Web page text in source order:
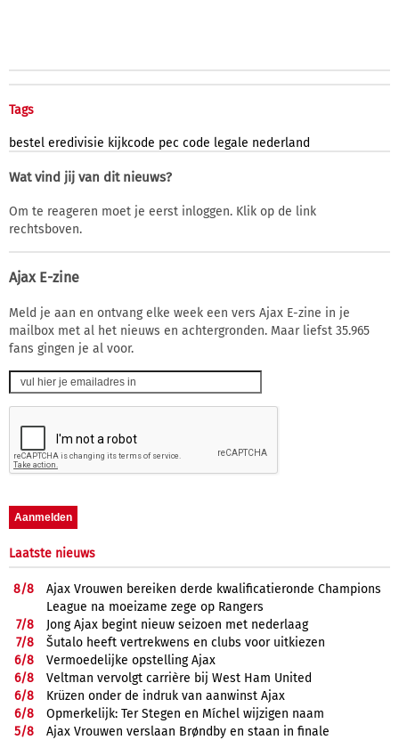
Tags
bestel eredivisie kijkcode pec code legale nederland
Wat vind jij van dit nieuws?
Om te reageren moet je eerst inloggen. Klik op de link
rechtsboven.
Ajax E-zine
Meld je aan en ontvang elke week een vers Ajax E-zine in je
mailbox met al het nieuws en achtergronden. Maar liefst 35.965
fans gingen je al voor.
Laatste nieuws
8/8
Ajax Vrouwen bereiken derde kwalificatieronde Champions
League na moeizame zege op Rangers
7/8
Jong Ajax begint nieuw seizoen met nederlaag
7/8
Šutalo heeft vertrekwens en clubs voor uitkiezen
6/8
Vermoedelijke opstelling Ajax
6/8
Veltman vervolgt carrière bij West Ham United
6/8
Krüzen onder de indruk van aanwinst Ajax
6/8
Opmerkelijk: Ter Stegen en Míchel wijzigen naam
5/8
Ajax Vrouwen verslaan Brøndby en staan in finale